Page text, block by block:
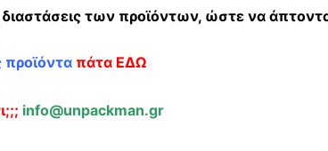
διαστάσεις των προϊόντων, ώστε να
προϊόντα πάτα ΕΔΩ
info@unpackman.gr